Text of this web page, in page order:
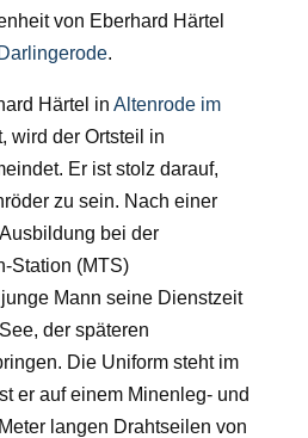
von Eberhard Härtel
.
Härtel in Altenrode im
wird der Ortsteil in
Er ist stolz darauf,
zu sein. Nach einer
bei der
Station (MTS)
Mann seine Dienstzeit
der späteren
Die Uniform steht im
er auf einem Minenleg- und
langen Drahtseilen von